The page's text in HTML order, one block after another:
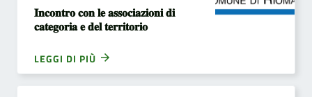
𝐈𝐧𝐜𝐨𝐧𝐭𝐫𝐨 𝐜𝐨𝐧 𝐥𝐞 𝐚𝐬𝐬𝐨𝐜𝐢𝐚𝐳𝐢𝐨𝐧𝐢 𝐝𝐢
𝐜𝐚𝐭𝐞𝐠𝐨𝐫𝐢𝐚 𝐞 𝐝𝐞𝐥 𝐭𝐞𝐫𝐫𝐢𝐭𝐨𝐫𝐢𝐨
LEGGI DI PIÙ